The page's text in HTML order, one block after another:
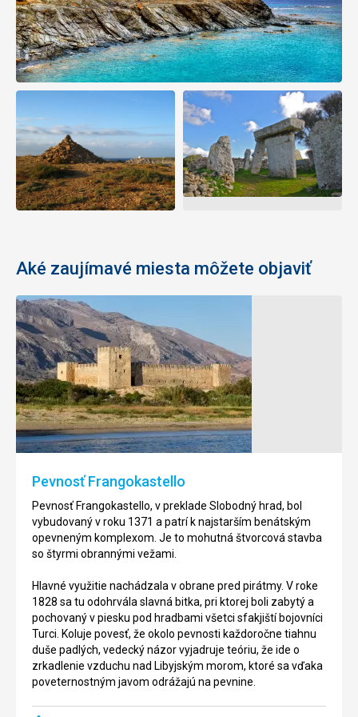
Aké zaujímavé miesta môžete objaviť
Pevnosť Frangokastello
Pevnosť Frangokastello, v preklade Slobodný hrad, bol
vybudovaný v roku 1371 a patrí k najstarším benátským
opevneným komplexom. Je to mohutná štvorcová stavba
so štyrmi obrannými vežami.
Hlavné využitie nachádzala v obrane pred pirátmy. V roke
1828 sa tu odohrvála slavná bitka, pri ktorej boli zabytý a
pochovaný v piesku pod hradbami všetci sfakjiští bojovníci
Turci. Koluje povesť, že okolo pevnosti každoročne tiahnu
duše padlých, vedecký názor vyjadruje teóriu, že ide o
zrkadlenie vzduchu nad Libyjským morom, ktoré sa vďaka
poveternostným javom odrážajú na pevnine.
Národný
park
Samaria
Národný
park
Samaria
je
najuznávanejších
cenených
chránených
oblastí
Grécka,
prezívaný
"duša
Kréty".
Rady
Európy
Pláž
a
laguna
Balos
Laguna
Balos
je
miesto
určite
návštevu.
Oblasť
podobu
laguny
veľmi
vodou,
vhodnou